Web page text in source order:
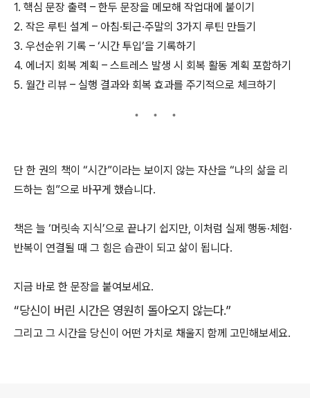
1. 핵심 문장 출력 – 한두 문장을 메모해 작업대에 붙이기
2. 작은 루틴 설계 – 아침·퇴근·주말의 3가지 루틴 만들기
3. 우선순위 기록 – ‘시간 투입’을 기록하기
4. 에너지 회복 계획 – 스트레스 발생 시 회복 활동 계획 포함하기
5. 월간 리뷰 – 실행 결과와 회복 효과를 주기적으로 체크하기
단 한 권의 책이 “시간”이라는 보이지 않는 자산을 “나의 삶을 리
드하는 힘”으로 바꾸게 했습니다.
책은 늘 ‘머릿속 지식’으로 끝나기 쉽지만, 이처럼 실제 행동·체험·
반복이 연결될 때 그 힘은 습관이 되고 삶이 됩니다.
지금 바로 한 문장을 붙여보세요.
“당신이 버린 시간은 영원히 돌아오지 않는다.”
그리고 그 시간을 당신이 어떤 가치로 채울지 함께 고민해보세요.